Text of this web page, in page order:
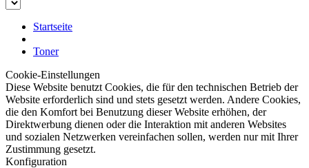
Startseite
Toner
Cookie-Einstellungen
Diese Website benutzt Cookies, die für den technischen Betrieb der
Website erforderlich sind und stets gesetzt werden. Andere Cookies,
die den Komfort bei Benutzung dieser Website erhöhen, der
Direktwerbung dienen oder die Interaktion mit anderen Websites
und sozialen Netzwerken vereinfachen sollen, werden nur mit Ihrer
Zustimmung gesetzt.
Konfiguration